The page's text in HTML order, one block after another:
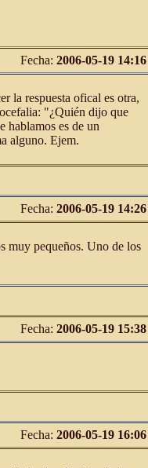
Fecha: 2006-05-19 14:16
la respuesta ofical es otra,
"¿Quién dijo que
hablamos es de un
alguno. Ejem.
Fecha: 2006-05-19 14:26
muy pequeños. Uno de los
Fecha: 2006-05-19 15:38
Fecha: 2006-05-19 16:06